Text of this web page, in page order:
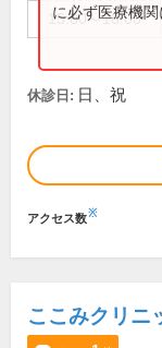
15:00～18:00
に必ず医療機関
休診日: 日、祝
アクセス数※
ここみクリニ